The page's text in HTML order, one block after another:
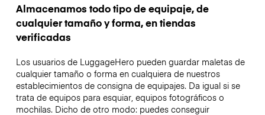
Almacenamos todo tipo de equipaje, de
cualquier tamaño y forma, en tiendas
verificadas
Los usuarios de LuggageHero pueden guardar maletas de
cualquier tamaño o forma en cualquiera de nuestros
establecimientos de consigna de equipajes. Da igual si se
trata de equipos para esquiar, equipos fotográficos o
mochilas. Dicho de otro modo: puedes conseguir